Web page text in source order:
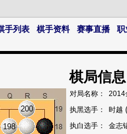
手列表 棋手资料 赛事直播 职
198
200
棋局信息
对局名称：
2014
执黑选手：
时越
执白选手： 金志